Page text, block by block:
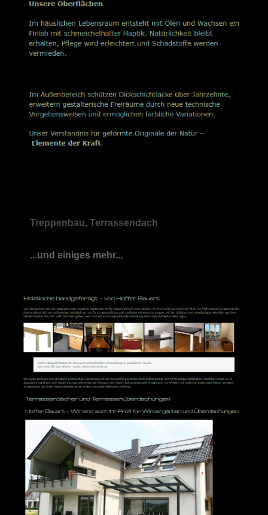
Treppenbau, Terrassendach
...und einiges mehr...